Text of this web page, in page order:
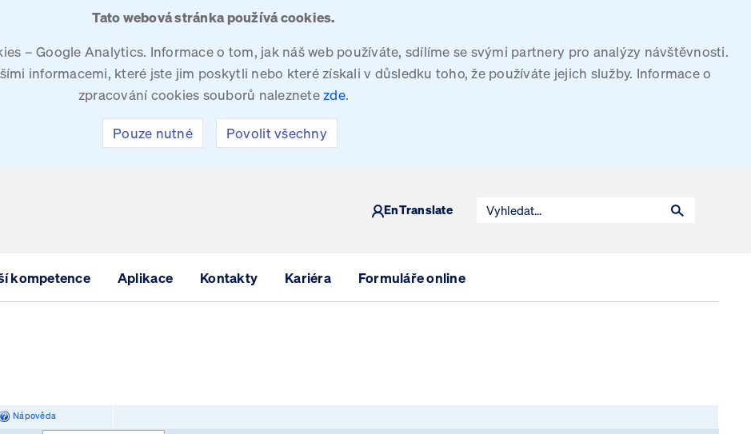
Tato webová stránka používá cookies.
– Google Analytics. Informace o tom, jak náš web používáte, sdílíme se svými partnery pro analýzy návštěvnosti.
informacemi, které jste jim poskytli nebo které získali v důsledku toho, že používáte jejich služby. Informace o
zpracování cookies souborů naleznetezde.
Pouze nutné Povolit všechny
EnTranslate
kompetence Aplikace Kontakty Kariéra Formuláře online
Nápověda